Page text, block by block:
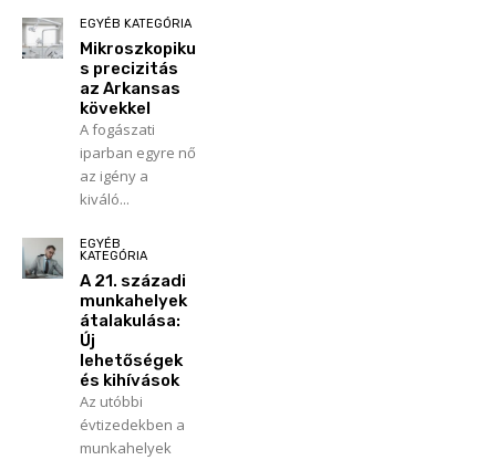
EGYÉB KATEGÓRIA
Mikroszkopiku
s precizitás
az Arkansas
kövekkel
A fogászati
iparban egyre nő
az igény a
kiváló...
EGYÉB
KATEGÓRIA
A 21. századi
munkahelyek
átalakulása:
Új
lehetőségek
és kihívások
Az utóbbi
évtizedekben a
munkahelyek